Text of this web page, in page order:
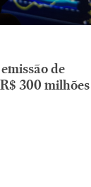
de
300 milhões